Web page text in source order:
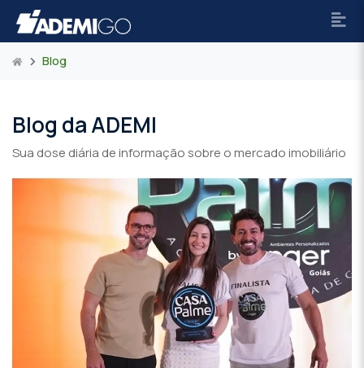
Blog
Blog da ADEMI
Sua dose diária de informação sobre o mercado imobiliário